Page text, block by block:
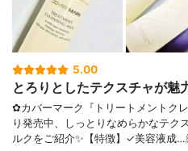
5.00
とろりとしたテクスチャが魅
✿カバーマーク『トリートメントク
り発売中、しっとりなめらかなテク
ルクをご紹介✨【特徴】✓美容液成…